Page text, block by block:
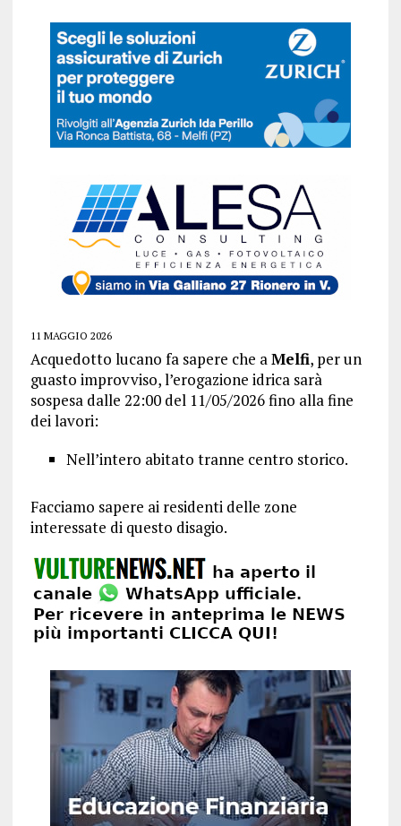
11 MAGGIO 2026
Acquedotto lucano fa sapere che aMelfi, per un
guasto improvviso, l’erogazione idrica sarà
sospesa dalle 22:00 del 11/05/2026 fino alla fine
dei lavori:
Nell’intero abitato tranne centro storico.
Facciamo sapere ai residenti delle zone
interessate di questo disagio.